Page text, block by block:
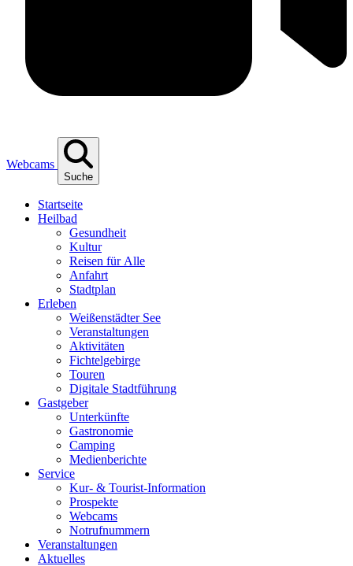
Webcams
Suche
Start­sei­te
Heil­bad
Gesund­heit
Kul­tur
Rei­sen für Alle
Anfahrt
Stadt­plan
Erle­ben
Wei­ßen­städ­ter See
Ver­an­stal­tun­gen
Akti­vi­tä­ten
Fich­tel­ge­bir­ge
Tou­ren
Digi­ta­le Stadtführung
Gast­ge­ber
Unter­künf­te
Gas­tro­no­mie
Cam­ping
Medi­en­be­rich­te
Ser­vice
Kur- & Tourist-Information
Pro­spek­te
Web­cams
Not­ruf­num­mern
Ver­an­stal­tun­gen
Aktu­el­les